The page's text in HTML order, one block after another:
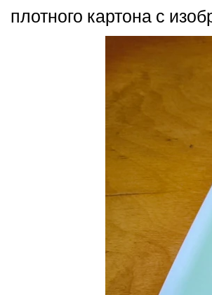
плотного картона с